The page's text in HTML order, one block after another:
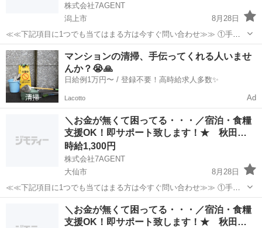
株式会社7AGENT
潟上市
8月28日
≪≪下記項目に1つでも当てはまる方は今すぐ問い合わせ≫≫ ①手持
ちのお金がほとんど無い ②今日泊まる寝床が無い ③携帯が止まって
る、止まりそう ④今スグ働きたい ⑤いっぱい稼ぎたい 弊社のプロの
コーディネータ...
秋田 潟上市 生活支援
マンションの清掃、手伝ってくれる人いませ
んか？😭🙏
日給例1万円〜 / 登録不要！高時給求人多数✨
Lacotto Ad
＼お金が無くて困ってる・・・／宿泊・食糧
支援OK！即サポート致します！★ 秋田…
時給1,300円
株式会社7AGENT
大仙市
8月28日
≪≪下記項目に1つでも当てはまる方は今すぐ問い合わせ≫≫ ①手持
ちのお金がほとんど無い ②今日泊まる寝床が無い ③携帯が止まって
る、止まりそう ④今スグ働きたい ⑤いっぱい稼ぎたい 弊社のプロの
コーディネータ...
倉庫 生活支援
＼お金が無くて困ってる・・・／宿泊・食糧
支援OK！即サポート致します！★ 秋田…